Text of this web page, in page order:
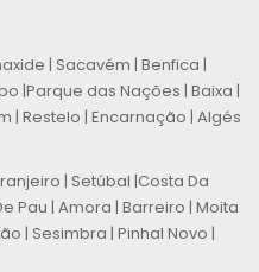
| Sacavém | Benfica |
|Parque das Nações | Baixa |
| Restelo | Encarnação | Algés
| Setúbal |Costa Da
Pau | Amora | Barreiro | Moita
| Sesimbra | Pinhal Novo |